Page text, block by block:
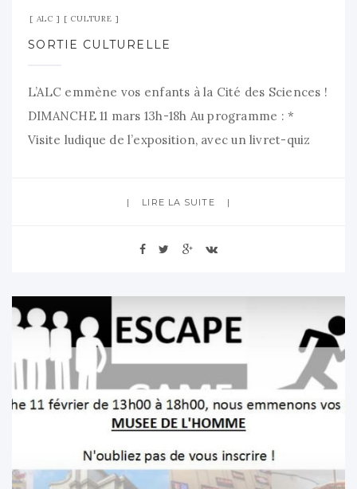
ALC CULTURE
SORTIE CULTURELLE
L’ALC emmène vos enfants à la Cité des Sciences !
DIMANCHE 11 mars 13h-18h Au programme : *
Visite ludique de l’exposition, avec un livret-quiz
cette super journée * Viens découvrir l’envers des
LIRE LA SUITE